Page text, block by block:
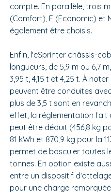
compte. En parallèle, trois
(Comfort), E (Economic) et
également être choisis.
Enfin, l'eSprinter châssis-
longueurs, de 5,9 m ou 6,7
3,95 t, 4,15 t et 4,25 t. À
peuvent être conduites
plus de 3,5 t sont en
effet, la réglementation fait
peut être déduit (456,8 kg
81 kWh et 870,9 kg pour la
permet de basculer toutes
tonnes. En option existe
entre un dispositif
pour une charge